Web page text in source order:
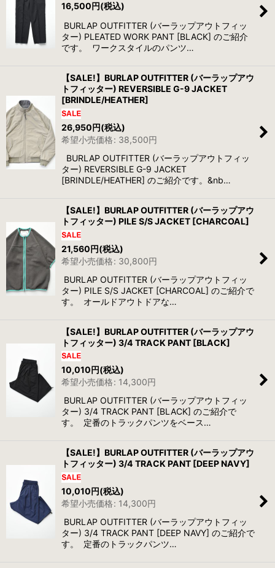
16,500円(税込)
BURLAP OUTFITTER (バーラップアウトフィッ
ター) PLEATED WORK PANT [BLACK] のご紹介
です。 ワークスタイルのパンツ…
【SALE!】BURLAP OUTFITTER (バーラップアウ
トフィッター) REVERSIBLE G-9 JACKET
[BRINDLE/HEATHER]
26,950円(税込)
希望小売価格: 38,500円
BURLAP OUTFITTER (バーラップアウトフィッ
ター) REVERSIBLE G-9 JACKET
[BRINDLE/HEATHER] のご紹介です。&nb…
【SALE!】BURLAP OUTFITTER (バーラップアウ
トフィッター) PILE S/S JACKET [CHARCOAL]
21,560円(税込)
希望小売価格: 30,800円
BURLAP OUTFITTER (バーラップアウトフィッ
ター) PILE S/S JACKET [CHARCOAL] のご紹介で
す。 オールドアウトドアな…
【SALE!】BURLAP OUTFITTER (バーラップアウ
トフィッター) 3/4 TRACK PANT [BLACK]
10,010円(税込)
希望小売価格: 14,300円
BURLAP OUTFITTER (バーラップアウトフィッ
ター) 3/4 TRACK PANT [BLACK] のご紹介で
す。 定番のトラックパンツをベース…
【SALE!】BURLAP OUTFITTER (バーラップアウ
トフィッター) 3/4 TRACK PANT [DEEP NAVY]
10,010円(税込)
希望小売価格: 14,300円
BURLAP OUTFITTER (バーラップアウトフィッ
ター) 3/4 TRACK PANT [DEEP NAVY] のご紹介で
す。 定番のトラックパンツ…